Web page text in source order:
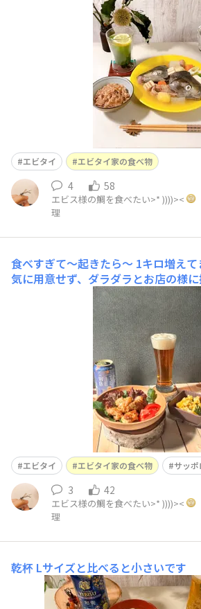
エビタイ エビタイ家の食べ物
4 58
エビス様の鯛を食べたい>* ))))><
理
食べすぎて〜起きたら〜 1キロ増え
気に用意せず、ダラダラとお店の様
どれだけ食べたかわからなくなって
食べて飲み続けて、肥えました🐷
エビタイ エビタイ家の食べ物 サッ
3 42
エビス様の鯛を食べたい>* ))))><
理
乾杯 Lサイズと比べると小さいです